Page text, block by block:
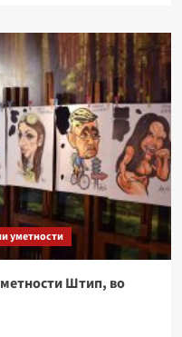
уметности
Штип, во